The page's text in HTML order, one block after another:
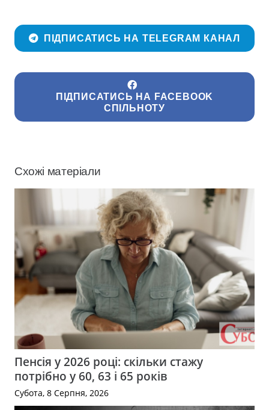
ПІДПИСАТИСЬ НА TELEGRAM КАНАЛ
ПІДПИСАТИСЬ НА FACEBOOK
СПІЛЬНОТУ
Схожі матеріали
Пенсія у 2026 році: скільки стажу
потрібно у 60, 63 і 65 років
Субота, 8 Серпня, 2026